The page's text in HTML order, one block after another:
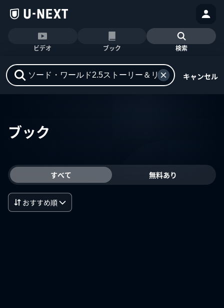
ビデオ ブック 検索
キャンセル
ブック
すべて 無料あり
おすすめ順